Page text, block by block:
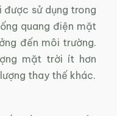
sử dụng trong
quang điện mặt
đến môi trường.
mặt trời ít hơn
thay thế khác.